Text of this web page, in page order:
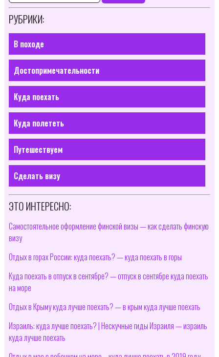
РУБРИКИ:
В походе
Достопримечательности
Куда поехать
Куда полететь
Путешествуем
Сделать визу
ЭТО ИНТЕРЕСНО:
Самостоятельное оформление финской визы — как сделать финскую
визу
Отдых в горах России: куда поехать? — куда поехать в горы
Куда поехать в отпуск в сентябре? — отпуск в сентябре куда поехать
на море
Отдых в Крыму куда лучше поехать? — в крым куда лучше поехать
Израиль: куда лучше поехать? | Нескучные гиды Израиля — израиль
куда лучше поехать